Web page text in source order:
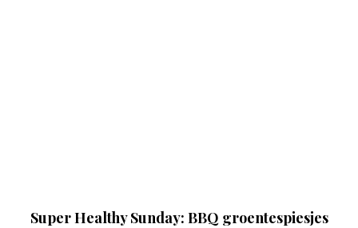
Super Healthy Sunday: BBQ groentespiesjes